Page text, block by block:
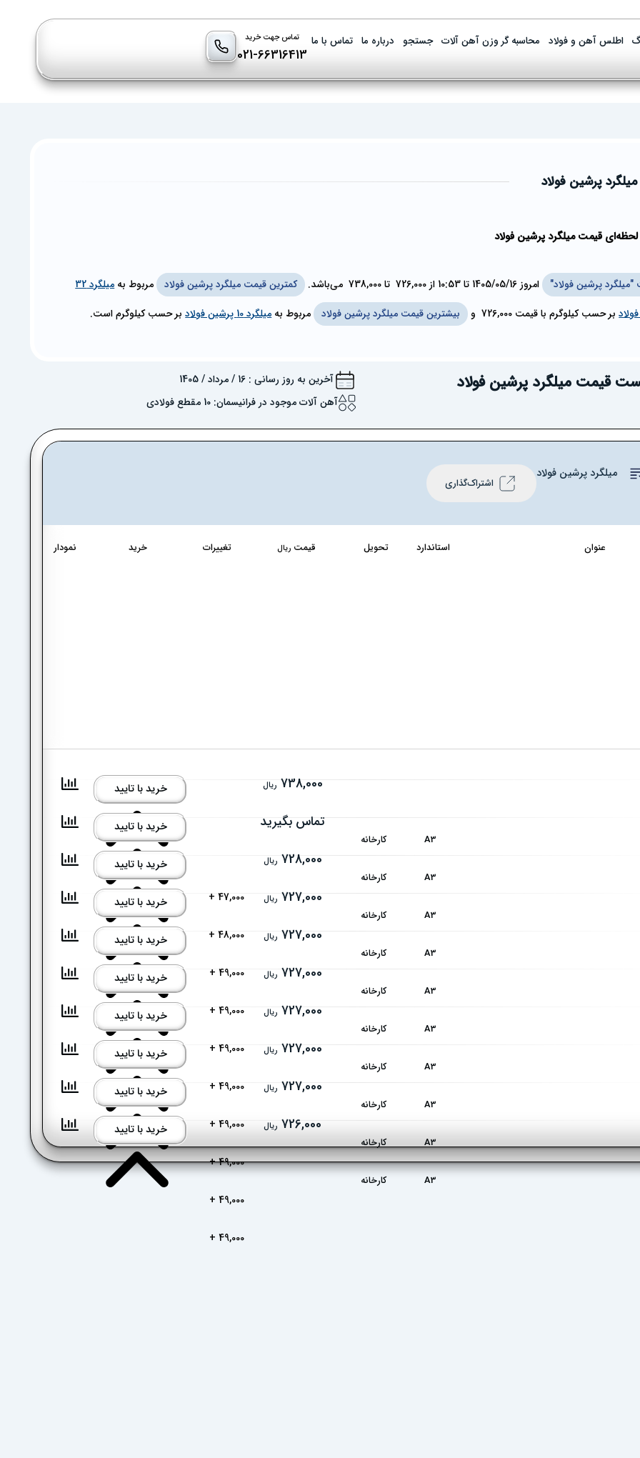
اطلس آهن و فولاد محاسبه گر وزن آهن آلات جستجو درباره ما تماس با ما تماس جهت خرید
021-66316413
میلگرد پرشین فولاد
قیمت میلگرد پرشین فولاد
پرشین فولاد" امروز1405/05/16 تا10:53 از726,000 تا738,000 می‌باشد. کمترین قیمت میلگرد پرشین فولاد مربوط به
میلگرد 32
بر حسب کیلوگرم با قیمت 726,000 و بیشترین قیمت میلگرد پرشین فولاد مربوط بهمیلگرد 10 پرشین فولاد بر حسب کیلوگرم است.
قیمت میلگرد پرشین فولاد
آخرین به روز رسانی : 16 / مرداد / 1405
آهن آلات موجود در فرانیسمان: 10 مقطع فولادی
میلگرد پرشین فولاد
اشتراک‌گذاری
عنوان استاندارد تحویل قیمت ریال تغییرات خرید نمودار
A3 کارخانه
738,000 ریال
47,000 +
خرید با تایید
A3 کارخانه
تماس بگیرید
48,000 +
خرید با تایید
A3 کارخانه
728,000 ریال
49,000 +
خرید با تایید
A3 کارخانه
727,000 ریال
49,000 +
خرید با تایید
A3 کارخانه
727,000 ریال
49,000 +
خرید با تایید
A3 کارخانه
727,000 ریال
49,000 +
خرید با تایید
A3 کارخانه
727,000 ریال
49,000 +
خرید با تایید
A3 کارخانه
727,000 ریال
49,000 +
خرید با تایید
A3 کارخانه
727,000 ریال
49,000 +
خرید با تایید
A3 کارخانه
726,000 ریال
49,000 +
خرید با تایید